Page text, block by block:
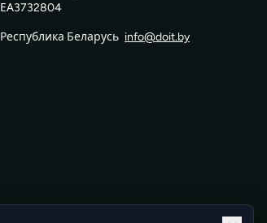
ЕА3732804
Республика Беларусь info@doit.by